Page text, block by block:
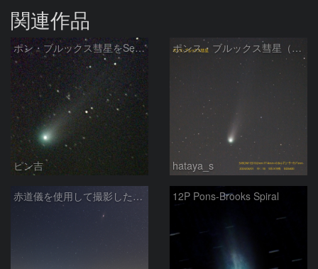
関連作品
ポン・ブルックス彗星をSeeStar S50で撮影画像を再処理
ピン吉
ポンス・ブルックス彗星（12P/Pons-Brooks）2024/04/01
hataya_s
赤道儀を使用して撮影した画像のSequatorによるコンポジット結果 12P Pons-Brooks Spiral